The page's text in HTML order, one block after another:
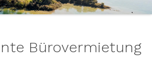
Bürovermietung